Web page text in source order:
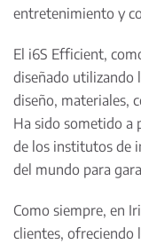
entretenimiento y
El i6S Efficient,
diseñado utilizando
diseño, materiales,
Ha sido sometido a
de los institutos de
del mundo para
Como siempre, en
clientes, ofreciendo